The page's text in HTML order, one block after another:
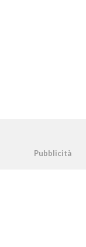
Pubblicità